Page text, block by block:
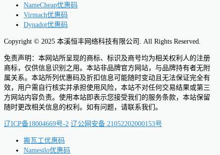
NameCheap优惠码
Virmach优惠码
Dynadot优惠码
Copyright © 2025 本溪恒丰网络科技有限公司. All Rights Reserved.
免责声明：本网站所呈现的商标、标识及商号均为相关权利人的注册
商标，仅供信息识别之用。本站非品牌官方网站，与品牌持有者无附
属关系。本站所列优惠码及折扣信息可能随时变动且无法保证完全有
效，用户需自行核实并承担使用风险，本站不对任何交易结果或第三
方网站内容负责。使用本站即表示您接受我们的服务条款，本站保留
随时更改相关信息的权利。如有问题，请联系我们。
辽ICP备18004669号-2 辽公网安备 21052202000153号
搬瓦工优惠码
Namesilo优惠码